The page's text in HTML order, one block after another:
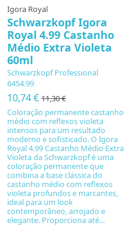
Igora Royal
Schwarzkopf Igora
Royal 4.99 Castanho
Médio Extra Violeta
60ml
Schwarzkopf Professional
6454.99
10,74 € 11,30 €
Coloração permanente castanho
médio com reflexos violeta
intensos para um resultado
moderno e sofisticado. O Igora
Royal 4.99 Castanho Médio Extra
Violeta da Schwarzkopf é uma
coloração permanente que
combina a base clássica do
castanho médio com reflexos
violeta profundos e marcantes,
ideal para um look
contemporâneo, arrojado e
elegante. Proporciona até...